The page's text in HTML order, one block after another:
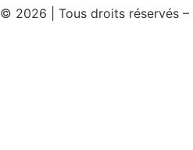
© 2026 | Tous droits réservés –